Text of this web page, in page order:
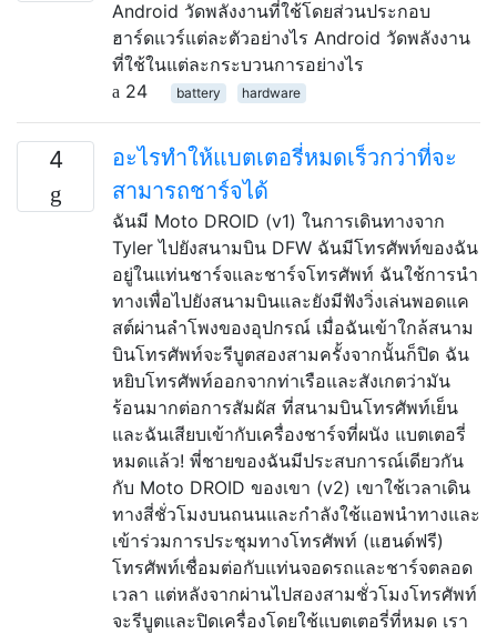
Android วัดพลังงานที่ใช้โดยส่วนประกอบ
ฮาร์ดแวร์แต่ละตัวอย่างไร Android วัดพลังงาน
ที่ใช้ในแต่ละกระบวนการอย่างไร
24
battery hardware
4
อะไรทำให้แบตเตอรี่หมดเร็วกว่าที่จะ
สามารถชาร์จได้
ฉันมี Moto DROID (v1) ในการเดินทางจาก
Tyler ไปยังสนามบิน DFW ฉันมีโทรศัพท์ของฉัน
อยู่ในแท่นชาร์จและชาร์จโทรศัพท์ ฉันใช้การนำ
ทางเพื่อไปยังสนามบินและยังมีฟังวิ่งเล่นพอดแค
สต์ผ่านลำโพงของอุปกรณ์ เมื่อฉันเข้าใกล้สนาม
บินโทรศัพท์จะรีบูตสองสามครั้งจากนั้นก็ปิด ฉัน
หยิบโทรศัพท์ออกจากท่าเรือและสังเกตว่ามัน
ร้อนมากต่อการสัมผัส ที่สนามบินโทรศัพท์เย็น
และฉันเสียบเข้ากับเครื่องชาร์จที่ผนัง แบตเตอรี่
หมดแล้ว! พี่ชายของฉันมีประสบการณ์เดียวกัน
กับ Moto DROID ของเขา (v2) เขาใช้เวลาเดิน
ทางสี่ชั่วโมงบนถนนและกำลังใช้แอพนำทางและ
เข้าร่วมการประชุมทางโทรศัพท์ (แฮนด์ฟรี)
โทรศัพท์เชื่อมต่อกับแท่นจอดรถและชาร์จตลอด
เวลา แต่หลังจากผ่านไปสองสามชั่วโมงโทรศัพท์
จะรีบูตและปิดเครื่องโดยใช้แบตเตอรี่ที่หมด เรา